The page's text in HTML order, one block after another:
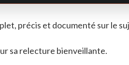
précis et documenté sur le
sa relecture bienveillante.